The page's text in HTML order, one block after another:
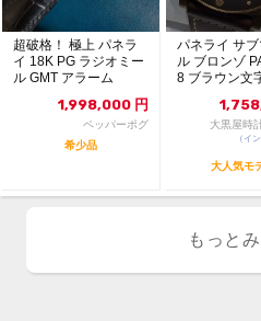
超破格！ 極上 パネラ
イ 18K PG ラジオミー
ル GMT アラーム
1,998,000 円
ペッパーポグ
希少品
パネライ サ
ル ブロンゾ
8 ブラウン文
大黒屋時
（イ
大人気モ
もっと